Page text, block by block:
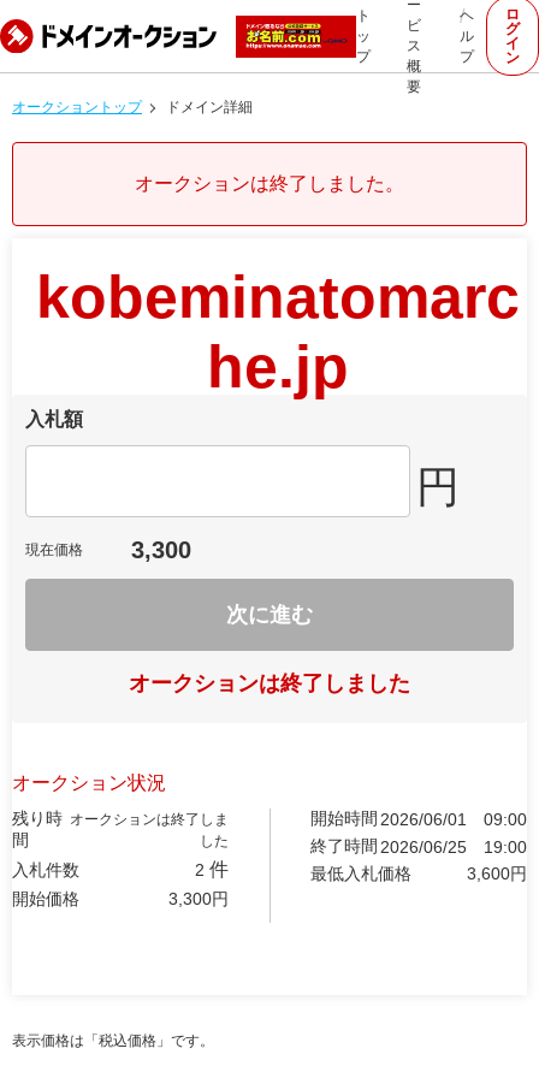
ト
ッ
プ
ー
ビ
ス
概
要
ヘ
ル
プ
ロ
グ
イ
ン
オークショントップ ドメイン詳細
オークションは終了しました。
kobeminatomarc
he.jp
入札額
円
現在価格 3,300
次に進む
オークションは終了しました
オークション状況
残り時
間
オークションは終了しま
した
入札件数 2 件
開始価格 3,300円
開始時間 2026/06/01
09:00
終了時間 2026/06/25
19:00
最低入札価格
3,600円
表示価格は「税込価格」です。